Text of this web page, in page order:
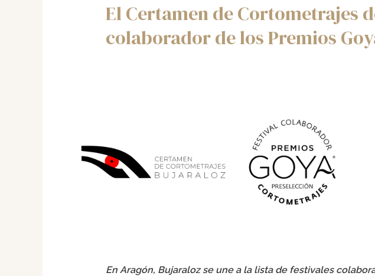
El Certamen de Cortometrajes
colaborador de los Premios
En Aragón, Bujaraloz se une a la lista de festivales